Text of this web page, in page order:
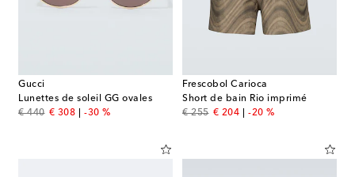
Gucci
Lunettes de soleil GG ovales
€ 440
original price
€ 308
discount price
-30 %
Frescobol Carioca
Short de bain Rio imprimé
€ 255
original price
€ 204
discount price
-20 %